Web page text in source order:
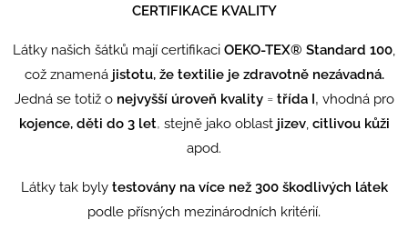
CERTIFIKACE KVALITY
Látky našich šátků mají certifikaci OEKO-TEX® Standard 100
což znamená jistotu, že textilie je zdravotně nezávadná.
Jedná se totiž o nejvyšší úroveň kvality = třída I, vhodná pro
kojence, děti do 3 let, stejně jako oblast jizev, citlivou kůži
apod.
Látky tak byly testovány na více než 300 škodlivých látek
podle přísných mezinárodních kritérií.